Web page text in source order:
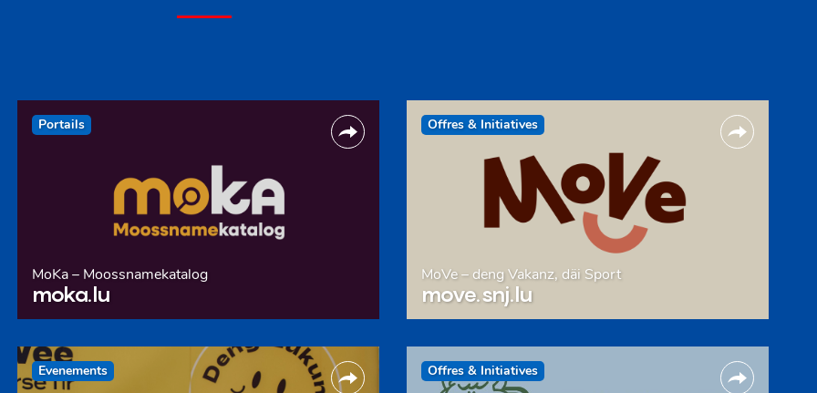
Portails
MoKa – Moossnamekatalog
moka.lu
Offres & Initiatives
MoVe – deng Vakanz, däi Sport
move.snj.lu
Evenements Offres & Initiatives